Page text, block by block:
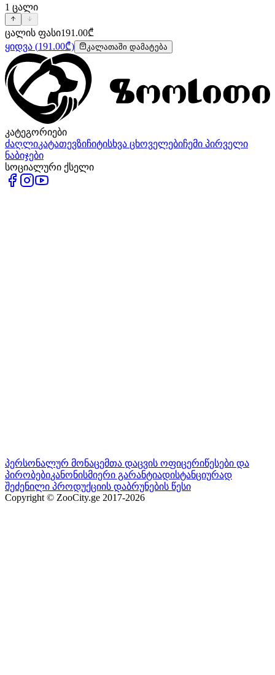
1 ცალი
ცალის ფასი191.00₾
ყიდვა (191.00₾) კალათაში დამატება
კატეგორიები
ძაღლიკატათევზიჩიტისხვა ცხოველებიჩემი პირველი
ნაბიჯები
სოციალური ქსელი
პერსონალურ მონაცემთა დაცვის ოფიცერიწესები და
პირობებიკანონისმიერი გარანტიადისტანციურად
შეძენილი პროდუქციის დაბრუნების წესი
Copyright © ZooCity.ge 2017-2026